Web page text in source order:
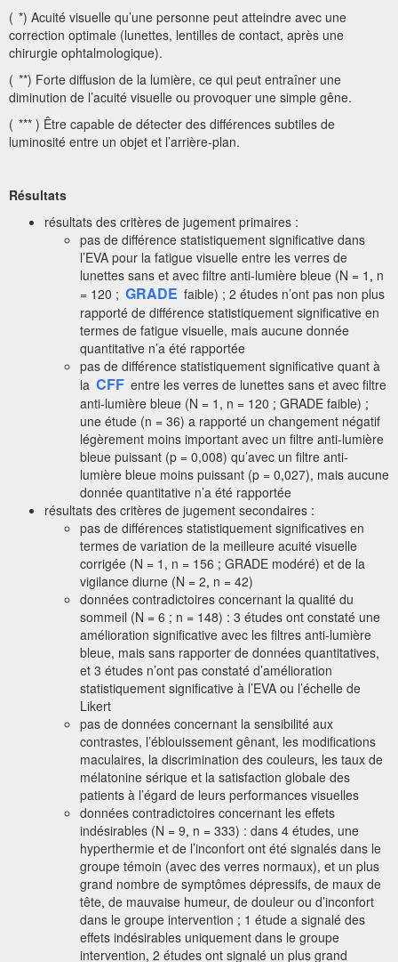
( *) Acuité visuelle qu’une personne peut atteindre avec une
correction optimale (lunettes, lentilles de contact, après une
chirurgie ophtalmologique).
( **) Forte diffusion de la lumière, ce qui peut entraîner une
diminution de l’acuité visuelle ou provoquer une simple gêne.
( *** ) Être capable de détecter des différences subtiles de
luminosité entre un objet et l’arrière-plan.
Résultats
résultats des critères de jugement primaires :
pas de différence statistiquement significative dans
l’EVA pour la fatigue visuelle entre les verres de
lunettes sans et avec filtre anti-lumière bleue (N = 1, n
= 120 ; GRADE faible) ; 2 études n’ont pas non plus
rapporté de différence statistiquement significative en
termes de fatigue visuelle, mais aucune donnée
quantitative n’a été rapportée
pas de différence statistiquement significative quant à
la CFF entre les verres de lunettes sans et avec filtre
anti-lumière bleue (N = 1, n = 120 ; GRADE faible) ;
une étude (n = 36) a rapporté un changement négatif
légèrement moins important avec un filtre anti-lumière
bleue puissant (p = 0,008) qu’avec un filtre anti-
lumière bleue moins puissant (p = 0,027), mais aucune
donnée quantitative n’a été rapportée
résultats des critères de jugement secondaires :
pas de différences statistiquement significatives en
termes de variation de la meilleure acuité visuelle
corrigée (N = 1, n = 156 ; GRADE modéré) et de la
vigilance diurne (N = 2, n = 42)
données contradictoires concernant la qualité du
sommeil (N = 6 ; n = 148) : 3 études ont constaté une
amélioration significative avec les filtres anti-lumière
bleue, mais sans rapporter de données quantitatives,
et 3 études n’ont pas constaté d’amélioration
statistiquement significative à l’EVA ou l’échelle de
Likert
pas de données concernant la sensibilité aux
contrastes, l’éblouissement gênant, les modifications
maculaires, la discrimination des couleurs, les taux de
mélatonine sérique et la satisfaction globale des
patients à l’égard de leurs performances visuelles
données contradictoires concernant les effets
indésirables (N = 9, n = 333) : dans 4 études, une
hyperthermie et de l’inconfort ont été signalés dans le
groupe témoin (avec des verres normaux), et un plus
grand nombre de symptômes dépressifs, de maux de
tête, de mauvaise humeur, de douleur ou d’inconfort
dans le groupe intervention ; 1 étude a signalé des
effets indésirables uniquement dans le groupe
intervention, 2 études ont signalé un plus grand